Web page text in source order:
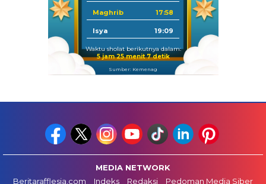
Maghrib 17:58
Isya 19:09
Waktu sholat berikutnya dalam:
5 jam 25 menit 6 detik
Sumber: Kemenag
MEDIA NETWORK
Beritarafflesia.com
Indeks Redaksi Pedoman Media Siber